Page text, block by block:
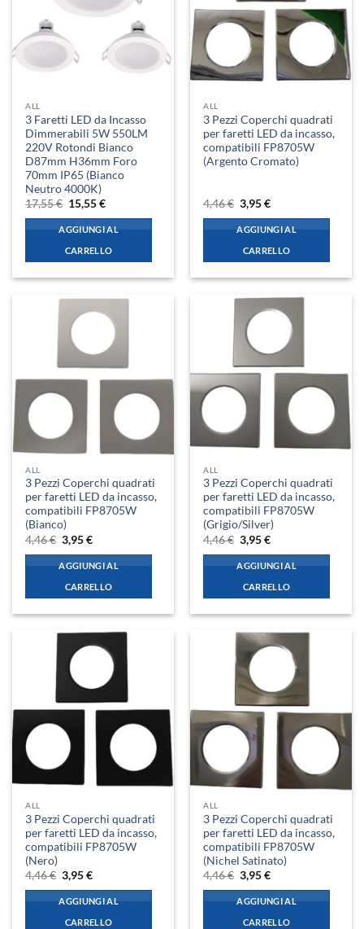
ALL
3 Faretti LED da Incasso
Dimmerabili 5W 550LM
220V Rotondi Bianco
D87mm H36mm Foro
70mm IP65 (Bianco
Neutro 4000K)
17,55€ Il
prezzo
originale
era:
17,55 €.
15,55€Il
attuale
è:
15,55 €.
AGGIUNGI AL
CARRELLO
ALL
3 Pezzi Coperchi quadrati
per faretti LED da incasso,
compatibili FP8705W
(Argento Cromato)
4,46€ Il
prezzo
originale
era:
4,46 €.
3,95€Il
attuale
è:
3,95 €.
AGGIUNGI AL
CARRELLO
ALL
3 Pezzi Coperchi quadrati
per faretti LED da incasso,
compatibili FP8705W
(Bianco)
4,46€ Il
prezzo
originale
era:
4,46 €.
3,95€Il
attuale
è:
3,95 €.
AGGIUNGI AL
CARRELLO
ALL
3 Pezzi Coperchi quadrati
per faretti LED da incasso,
compatibili FP8705W
(Grigio/Silver)
4,46€ Il
prezzo
originale
era:
4,46 €.
3,95€Il
attuale
è:
3,95 €.
AGGIUNGI AL
CARRELLO
ALL
3 Pezzi Coperchi quadrati
per faretti LED da incasso,
compatibili FP8705W
(Nero)
4,46€ Il
prezzo
originale
era:
4,46 €.
3,95€Il
attuale
è:
3,95 €.
AGGIUNGI AL
CARRELLO
ALL
3 Pezzi Coperchi quadrati
per faretti LED da incasso,
compatibili FP8705W
(Nichel Satinato)
4,46€ Il
prezzo
originale
era:
4,46 €.
3,95€Il
attuale
è:
3,95 €.
AGGIUNGI AL
CARRELLO